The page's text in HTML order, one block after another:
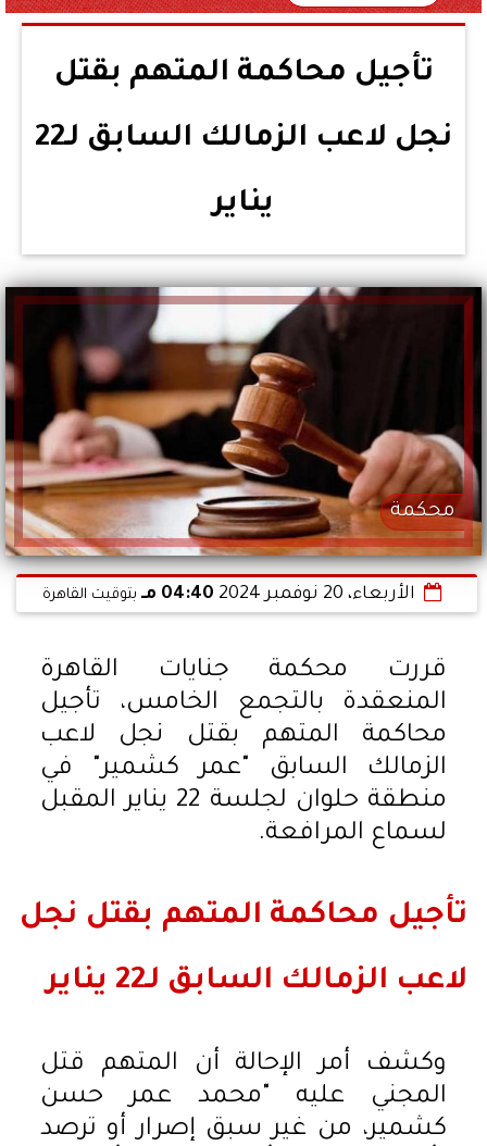
تأجيل محاكمة المتهم بقتل
نجل لاعب الزمالك السابق لـ22
يناير
محكمة
الأربعاء، 20 نوفمبر 2024 04:40 مـ بتوقيت القاهرة
قررت محكمة جنايات القاهرة
المنعقدة بالتجمع الخامس، تأجيل
محاكمة المتهم بقتل نجل لاعب
الزمالك السابق "عمر كشمير" في
منطقة حلوان لجلسة 22 يناير المقبل
لسماع المرافعة.
تأجيل محاكمة المتهم بقتل نجل
لاعب الزمالك السابق لـ22 يناير
وكشف أمر الإحالة أن المتهم قتل
المجني عليه "محمد عمر حسن
كشمير، من غير سبق إصرار أو ترصد